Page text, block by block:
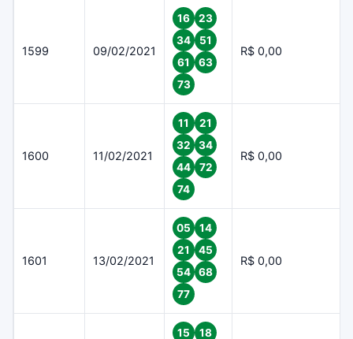
1599 09/02/2021
16
23
34
51
61
63
73
R$ 0,00
1600 11/02/2021
11
21
32
34
44
72
74
R$ 0,00
1601 13/02/2021
05
14
21
45
54
68
77
R$ 0,00
15 18